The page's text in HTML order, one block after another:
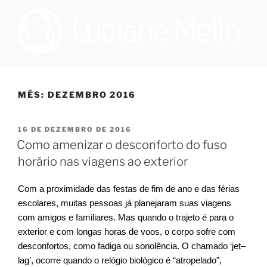
DE JANEIRO | DRA. LUCIANE
distúrbio do sono, e cirurgiã na Sleep Surg, equipe de cirurgiões de
apneia, que realizam todos os procedimentos necessários para
necessitem realizar cirurgia.
MÊS: DEZEMBRO 2016
PUBLICADO
EM
16 DE DEZEMBRO DE 2016
Como amenizar o desconforto do fuso
horário nas viagens ao exterior
Com a proximidade das festas de fim de ano e das férias
escolares, muitas pessoas já planejaram suas viagens
com amigos e familiares. Mas quando o trajeto é para o
exterior e com longas horas de voos, o corpo sofre com
desconfortos, como fadiga ou sonolência. O chamado ‘jet–
lag’, ocorre quando o relógio biológico é “atropelado”,